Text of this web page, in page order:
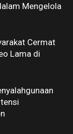
Mengelola
Cermat
Lama di